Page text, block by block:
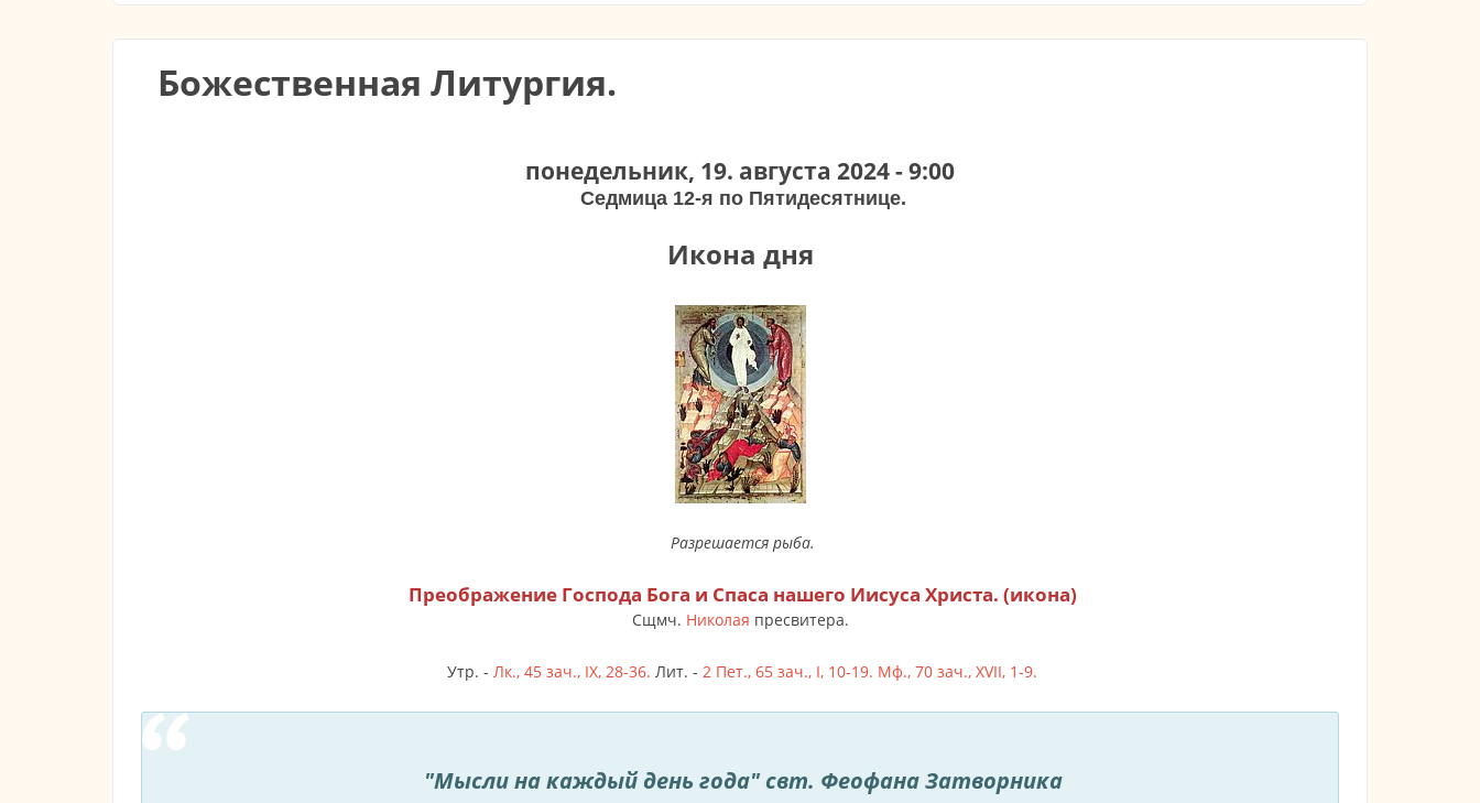
Божественная Литургия.
понедельник, 19. августа 2024 - 9:00
Седмица 12-я по Пятидесятнице.
Икона дня
Разрешается рыба.
Преображение Господа Бога и Спаса нашего Иисуса Христа. (икона)
Сщмч. Николая пресвитера.
Утр. - Лк., 45 зач., IX, 28-36. Лит. - 2 Пет., 65 зач., I, 10-19. Мф., 70 зач., XVII, 1-9.
"Мысли на каждый день года" свт. Феофана Затворника